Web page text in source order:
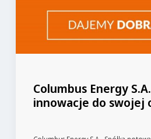
Columbus Energy
innowacje do swojej